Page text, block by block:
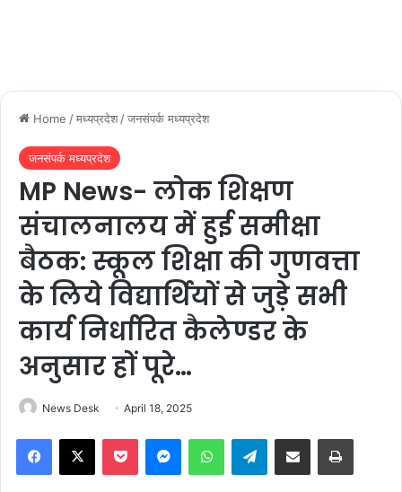
Home /मध्यप्रदेश /जनसंपर्क मध्यप्रदेश
जनसंपर्क मध्यप्रदेश
MP News- लोक शिक्षण
संचालनालय में हुई समीक्षा
बैठक: स्कूल शिक्षा की गुणवत्ता
के लिये विद्यार्थियों से जुड़े सभी
कार्य निर्धारित कैलेण्डर के
अनुसार हों पूरे…
News Desk April 18, 2025
Telegram